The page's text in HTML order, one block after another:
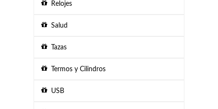
Relojes
Salud
Tazas
Termos y Cilindros
USB